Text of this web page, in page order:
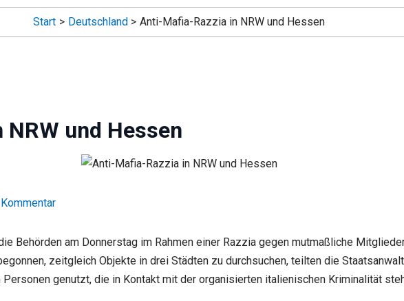
Start Deutschland Anti-Mafia-Razzia in NRW und Hessen
und Hessen
Behörden am Donnerstag im Rahmen einer Razzia gegen mutmaßliche
zeitgleich Objekte in drei Städten zu durchsuchen, teilten die
genutzt, die in Kontakt mit der organisierten italienischen Kriminalität